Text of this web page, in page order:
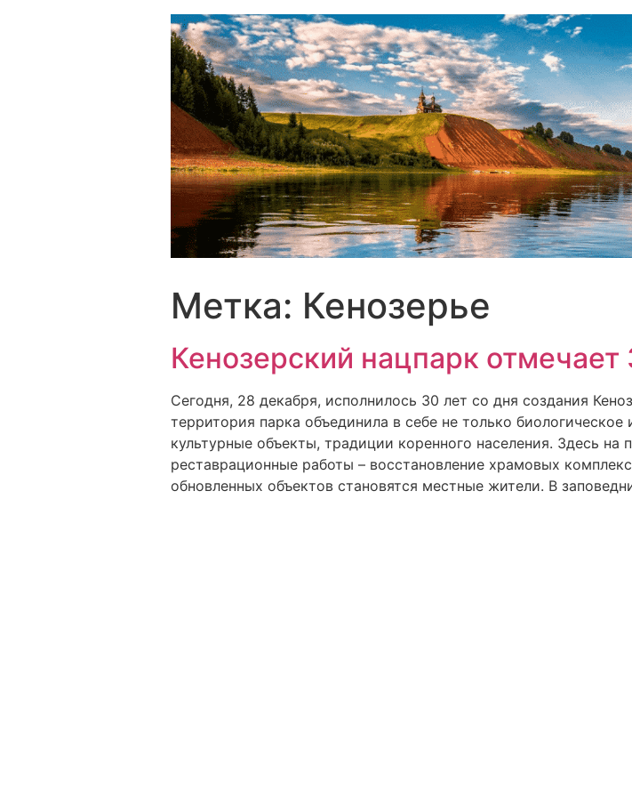
Метка: Кенозерье
Кенозерский нацпарк
Сегодня, 28 декабря, исполнилось 30 лет со дня создания
территория парка объединила в себе не только
культурные объекты, традиции коренного населения. Здесь
реставрационные работы – восстановление храмовых
обновленных объектов становятся местные жители. В